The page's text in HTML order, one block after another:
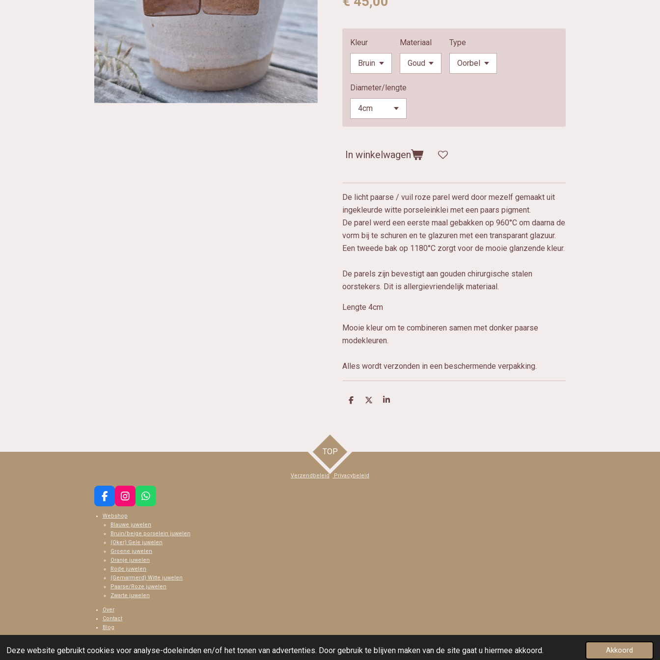
Deze website gebruikt cookies voor analyse-doeleinden en/of het tonen van advertenties. Door gebruik te blijven maken van de site gaat u hiermee akkoord. Akkoord
Kleur Materiaal Type
Diameter/lengte
In winkelwagen
De licht paarse / vuil roze parel werd door mezelf gemaakt uit
ingekleurde witte porseleinklei met een paars pigment.
De parel werd een eerste maal gebakken op 960°C om daarna de
vorm bij te schuren en te glazuren met een transparant glazuur.
Een tweede bak op 1180°C zorgt voor de mooie glanzende kleur.
De parels zijn bevestigt aan gouden chirurgische stalen
oorstekers. Dit is allergievriendelijk materiaal.
Lengte 4cm
Mooie kleur om te combineren samen met donker paarse
modekleuren.
Alles wordt verzonden in een beschermende verpakking.
D
D
S
TOP
Verzendbeleid Privacybeleid
F
a
c
e
b
o
o
I
n
s
t
a
g
r
a
m
W
h
t
s
A
p
p
Webshop
Blauwe juwelen
Bruin/beige porselein juwelen
(Oker) Gele juwelen
Groene juwelen
Oranje juwelen
Rode juwelen
(Gemarmerd) Witte juwelen
Paarse/Roze juwelen
Zwarte juwelen
Over
Contact
Blog